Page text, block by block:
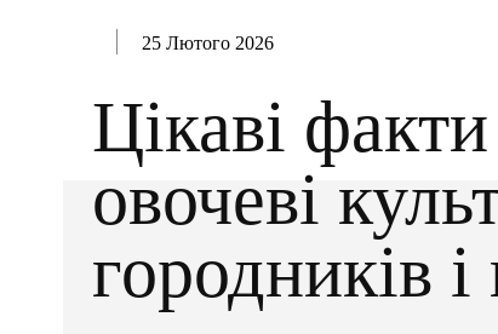
25 Лютого 2026
Цікаві
овочеві
городників